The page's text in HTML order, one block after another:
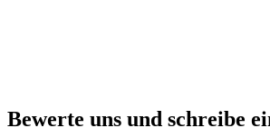
Bewerte uns und schreibe